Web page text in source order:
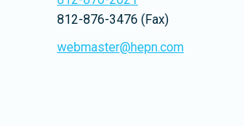
812-876-3476 (Fax)
webmaster@hepn.com